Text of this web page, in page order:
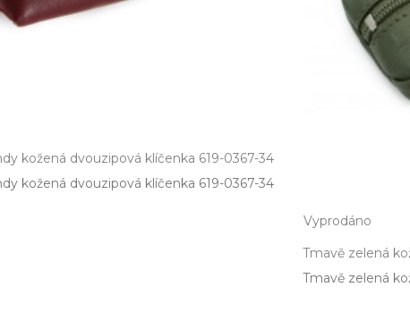
kožená dvouzipová klíčenka 619-0367-34
kožená dvouzipová klíčenka 619­-0367­-34
Vyprodáno
Tmavě zelená
Tmavě zelená